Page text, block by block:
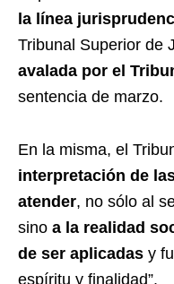
la línea
Tribunal Superior de
avalada por el
sentencia de marzo.
En la misma, el
interpretación de
atender, no sólo al
sino a la realidad
de ser aplicadas y
espíritu y finalidad”.